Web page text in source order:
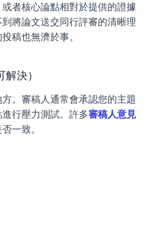
者核心論點相對於提供的證據
將論文送交同行評審的清晰理
稿也無濟於事。
決）
。審稿人通常會承認您的主題
行壓力測試。許多審稿人意見
一致。